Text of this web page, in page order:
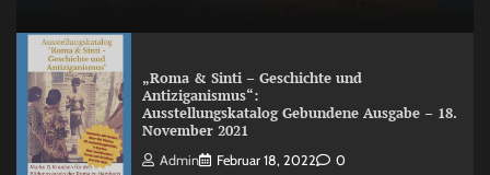
„Roma & Sinti – Geschichte und
Antiziganismus“:
Ausstellungskatalog Gebundene Ausgabe – 18.
November 2021
Admin Februar 18, 2022 0